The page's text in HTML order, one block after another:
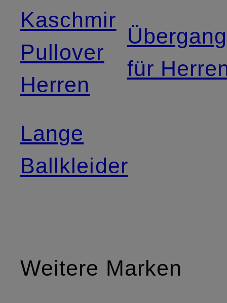
Kaschmir
Pullover
Herren
Lange
Ballkleider
für
Weitere Marken